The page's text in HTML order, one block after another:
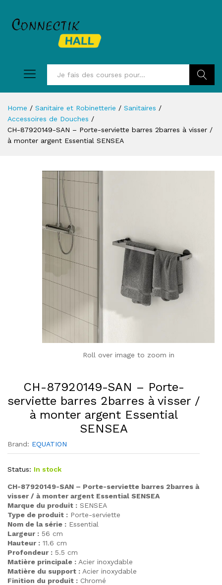
Home / Sanitaire et Robinetterie / Sanitaires /
Accessoires de Douches /
CH-87920149-SAN – Porte-serviette barres 2barres à visser /
à monter argent Essential SENSEA
Roll over image to zoom in
CH-87920149-SAN – Porte-
serviette barres 2barres à visser /
à monter argent Essential
SENSEA
Brand: EQUATION
Status: In stock
CH-87920149-SAN – Porte-serviette barres 2barres à
visser / à monter argent Essential SENSEA
Marque du produit : SENSEA
Type de produit : Porte-serviette
Nom de la série : Essential
Largeur : 56 cm
Hauteur : 11.6 cm
Profondeur : 5.5 cm
Matière principale : Acier inoxydable
Matière du support : Acier inoxydable
Finition du produit : Chromé